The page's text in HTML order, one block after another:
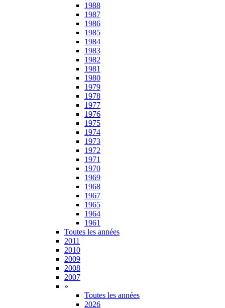
1988
1987
1986
1985
1984
1983
1982
1981
1980
1979
1978
1977
1976
1975
1974
1973
1972
1971
1970
1969
1968
1967
1965
1964
1961
Toutes les années
2011
2010
2009
2008
2007
»
Toutes les années
2026